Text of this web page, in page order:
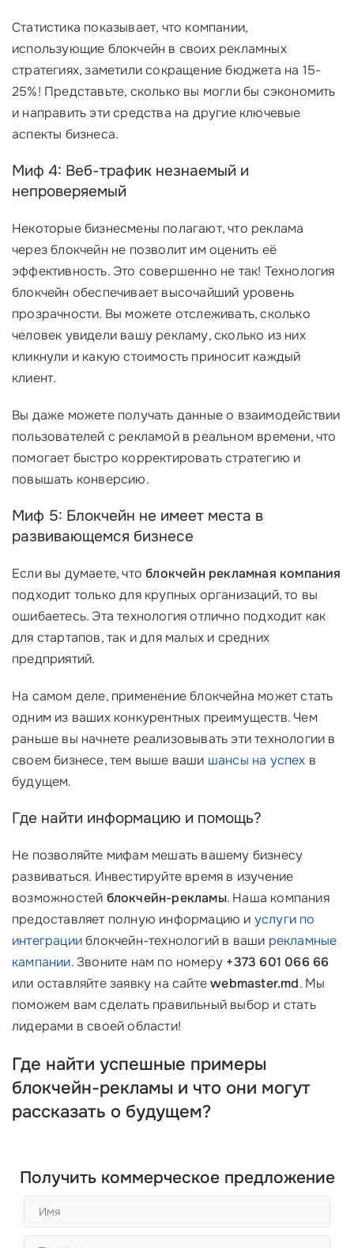
Статистика показывает, что компании,
использующие блокчейн в своих рекламных
стратегиях, заметили сокращение бюджета на 15-
25%! Представьте, сколько вы могли бы сэкономить
и направить эти средства на другие ключевые
аспекты бизнеса.
Миф 4: Веб-трафик незнаемый и
непроверяемый
Некоторые бизнесмены полагают, что реклама
через блокчейн не позволит им оценить её
эффективность. Это совершенно не так! Технология
блокчейн обеспечивает высочайший уровень
прозрачности. Вы можете отслеживать, сколько
человек увидели вашу рекламу, сколько из них
кликнули и какую стоимость приносит каждый
клиент.
Вы даже можете получать данные о взаимодействии
пользователей с рекламой в реальном времени, что
помогает быстро корректировать стратегию и
повышать конверсию.
Миф 5: Блокчейн не имеет места в
развивающемся бизнесе
Если вы думаете, чтоблокчейн рекламная компания
подходит только для крупных организаций, то вы
ошибаетесь. Эта технология отлично подходит как
для стартапов, так и для малых и средних
предприятий.
На самом деле, применение блокчейна может стать
одним из ваших конкурентных преимуществ. Чем
раньше вы начнете реализовывать эти технологии в
своем бизнесе, тем выше ваши шансы на успех в
будущем.
Где найти информацию и помощь?
Не позволяйте мифам мешать вашему бизнесу
развиваться. Инвестируйте время в изучение
возможностей блокчейн-рекламы. Наша компания
предоставляет полную информацию и услуги по
интеграцииблокчейн-технологий в ваши рекламные
кампании. Звоните нам по номеру +373 601 066 66
или оставляйте заявку на сайтеwebmaster.md. Мы
поможем вам сделать правильный выбор и стать
лидерами в своей области!
Где найти успешные примеры
блокчейн-рекламы и что они могут
рассказать о будущем?
Получить коммерческое предложение